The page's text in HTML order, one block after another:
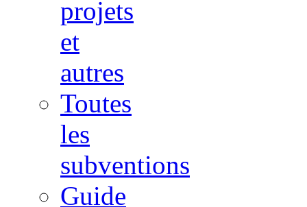
projets
et
autres
Toutes
les
subventions
Guide